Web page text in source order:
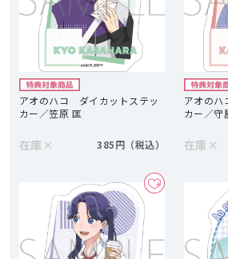
アオのハコ ダイカットステッ
カー／笠原 匡
在庫 × 385円
アオの
カー／守
在庫 ×